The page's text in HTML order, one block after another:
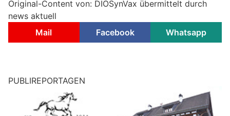
Original-Content von: DIOSynVax übermittelt durch
news aktuell
Mail
Facebook Whatsapp
PUBLIREPORTAGEN